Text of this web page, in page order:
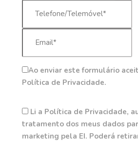
Ao enviar este formulário
Política de Privacidade.
Li a Política de Privacidade,
tratamento dos meus dados
marketing pela EI. Poderá